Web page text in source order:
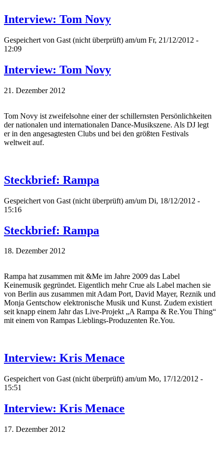
Interview: Tom Novy
Gespeichert von Gast (nicht überprüft) am/um Fr, 21/12/2012 -
12:09
Interview: Tom Novy
21. Dezember 2012
Tom Novy ist zweifelsohne einer der schillernsten Persönlichkeiten
der nationalen und internationalen Dance-Musikszene. Als DJ legt
er in den angesagtesten Clubs und bei den größten Festivals
weltweit auf.
Steckbrief: Rampa
Gespeichert von Gast (nicht überprüft) am/um Di, 18/12/2012 -
15:16
Steckbrief: Rampa
18. Dezember 2012
Rampa hat zusammen mit &Me im Jahre 2009 das Label
Keinemusik gegründet. Eigentlich mehr Crue als Label machen sie
von Berlin aus zusammen mit Adam Port, David Mayer, Reznik und
Monja Gentschow elektronische Musik und Kunst. Zudem existiert
seit knapp einem Jahr das Live-Projekt „A Rampa & Re.You Thing“
mit einem von Rampas Lieblings-Produzenten Re.You.
Interview: Kris Menace
Gespeichert von Gast (nicht überprüft) am/um Mo, 17/12/2012 -
15:51
Interview: Kris Menace
17. Dezember 2012